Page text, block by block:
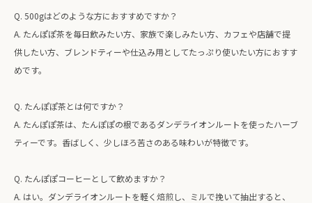
Q. 500gはどのような方におすすめですか？
A. たんぽぽ茶を毎日飲みたい方、家族で楽しみたい方、カフェや店舗で提
供したい方、ブレンドティーや仕込み用としてたっぷり使いたい方におすす
めです。
Q. たんぽぽ茶とは何ですか？
A. たんぽぽ茶は、たんぽぽの根であるダンデライオンルートを使ったハーブ
ティーです。香ばしく、少しほろ苦さのある味わいが特徴です。
Q. たんぽぽコーヒーとして飲めますか？
A. はい。ダンデライオンルートを軽く焙煎し、ミルで挽いて抽出すると、